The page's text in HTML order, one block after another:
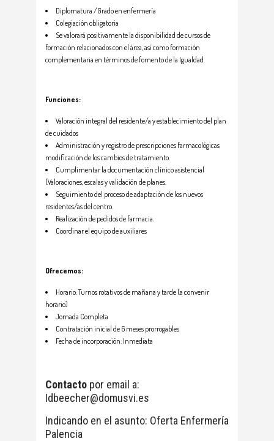
Diplomatura /Grado en enfermería
Colegiación obligatoria
Se valorará positivamente la disponibilidad de cursos de
formación relacionados con el área, así como formación
complementaria en términos de fomento de la Igualdad.
Funciones:
Valoración integral del residente/a y establecimiento del plan
de cuidados
Administración y registro de prescripciones farmacológicas
modificación de los cambios de tratamiento.
Cumplimentar la documentación clínico asistencial
(Valoraciones, escalas y validación de planes.
Seguimiento del proceso de adaptación de los nuevos
residentes/as del centro.
Realización de pedidos de farmacia.
Coordinar el equipo de auxiliares
Ofrecemos:
Horario: Turnos rotativos de mañana y tarde (a convenir
horario)
Jornada Completa
Contratación inicial de 6 meses prorrogables
Fecha de incorporación: Inmediata
Contacto por email a:
Idbeecher@domusvi.es
Indicando en el asunto: Oferta Enfermería
Palencia